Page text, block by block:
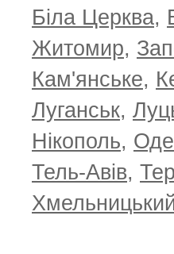
Біла Церква,
Житомир,
Кам'янське,
Луганськ,
Нікополь,
Тель-Авів,